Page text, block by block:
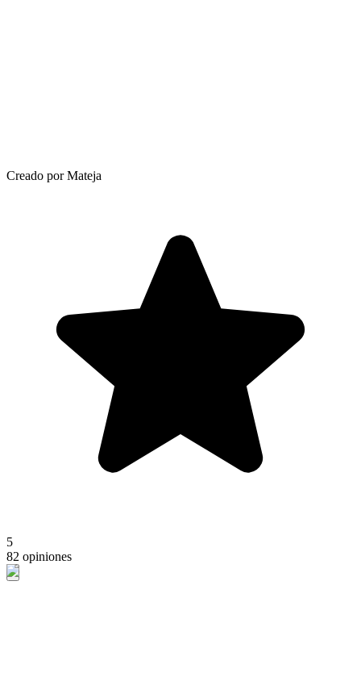
Creado por Mateja
5
82 opiniones